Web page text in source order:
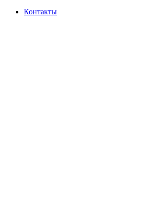
Контакты